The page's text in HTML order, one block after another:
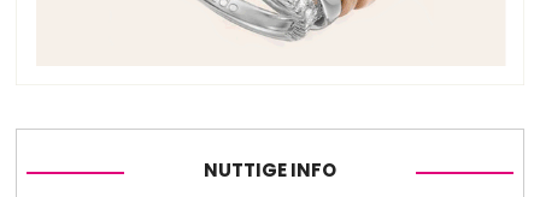
NUTTIGE INFO